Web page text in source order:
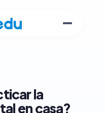
la
en casa?